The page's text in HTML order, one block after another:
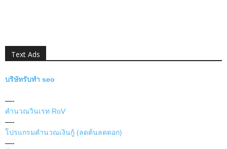
Text Ads
บริษัทรับทำ seo
—-
คำนวณวินเรท RoV
—-
โปรแกรมคำนวณเงินกู้ (ลดต้นลดดอก)
—-